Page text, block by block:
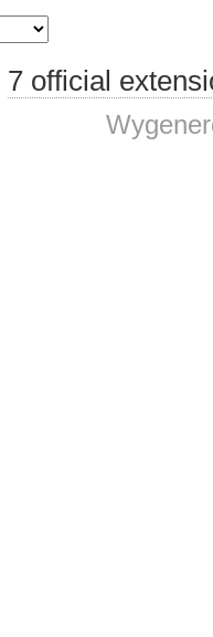
7 official